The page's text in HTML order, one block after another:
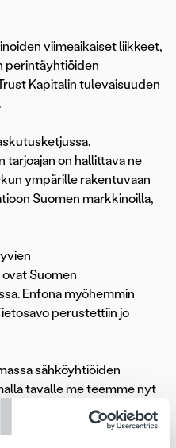
viimeaikaiset liikkeet,
perintäyhtiöiden
Kapitalin tulevaisuuden
tarjoajan on hallittava ne
ympärille rakentuvaan
Suomen markkinoilla,
Suomen
Enfona myöhemmin
perustettiin jo
sähköyhtiöiden
tavalle me teemme nyt
koko laskun